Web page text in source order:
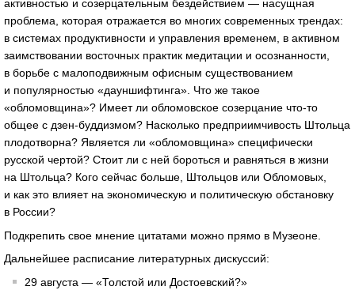
активностью и созерцательным бездействием — насущная
проблема, которая отражается во многих современных трендах:
в системах продуктивности и управления временем, в активном
заимствовании восточных практик медитации и осознанности,
в борьбе с малоподвижным офисным существованием
и популярностью «дауншифтинга». Что же такое
«обломовщина»? Имеет ли обломовское созерцание что-то
общее с дзен-буддизмом? Насколько предприимчивость Штольца
плодотворна? Является ли «обломовщина» специфически
русской чертой? Стоит ли с ней бороться и равняться в жизни
на Штольца? Кого сейчас больше, Штольцов или Обломовых,
и как это влияет на экономическую и политическую обстановку
в России?
Подкрепить свое мнение цитатами можно прямо в Музеоне.
Дальнейшее расписание литературных дискуссий:
29 августа — «Толстой или Достоевский?»